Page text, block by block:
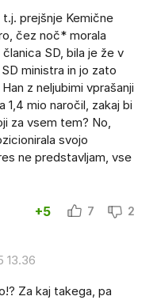
prejšnje Kemične
čez noč* morala
SD, bila je že v
ministra in jo zato
z neljubimi vprašanji
1,4 mio naročil, zakaj bi
za vsem tem? No,
svojo
ne predstavljam, vse
+5 7 2
13.36
Za kaj takega, pa